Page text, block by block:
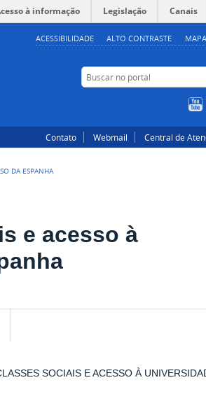
ACESSIBILIDADE ALTO CONTRASTE
à informação Legislação Canais
Buscar no portal
Contato Webmail Central de
DA ESPANHA
e acesso à
SOCIAIS E ACESSO À